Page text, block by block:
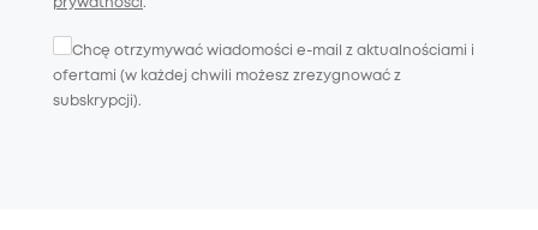
prywatności .
Chcę otrzymywać wiadomości e-mail z aktualnościami i
ofertami (w każdej chwili możesz zrezygnować z
subskrypcji).